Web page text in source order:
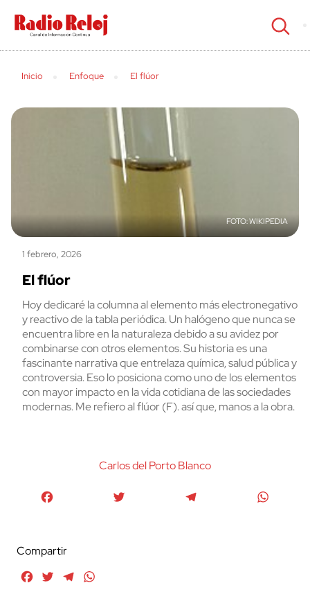
cerrar
Inicio Enfoque El flúor
WIKIPEDIA
1 febrero, 2026
El flúor
Hoy dedicaré la columna al elemento más electronegativo
y reactivo de la tabla periódica. Un halógeno que nunca se
encuentra libre en la naturaleza debido a su avidez por
combinarse con otros elementos. Su historia es una
fascinante narrativa que entrelaza química, salud pública y
controversia. Eso lo posiciona como uno de los elementos
con mayor impacto en la vida cotidiana de las sociedades
modernas. Me refiero al flúor (F). así que, manos a la obra.
Carlos del Porto Blanco
Compartir
FacebookTwitterTelegram